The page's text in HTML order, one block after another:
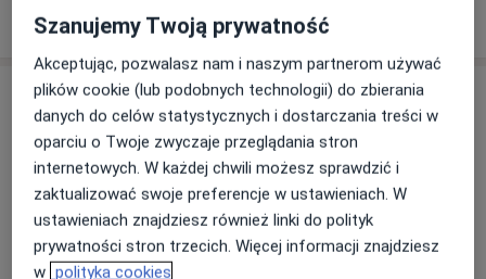
Poproś o wizytę
Bezpieczne płatności
Szanujemy Twoją prywatność
Akceptując, pozwalasz nam i naszym partnerom używać
plików cookie (lub podobnych technologii) do zbierania
danych do celów statystycznych i dostarczania treści w
oparciu o Twoje zwyczaje przeglądania stron
internetowych. W każdej chwili możesz sprawdzić i
zaktualizować swoje preferencje w ustawieniach. W
ustawieniach znajdziesz również linki do polityk
prywatności stron trzecich. Więcej informacji znajdziesz
w polityka cookies